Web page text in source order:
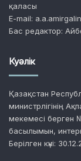
қаласы
E-mail:
Бас редактор:
Куәлік
Қазақстан
министрлігінің
мекемесі берген
басылымын,
Берілген күні: